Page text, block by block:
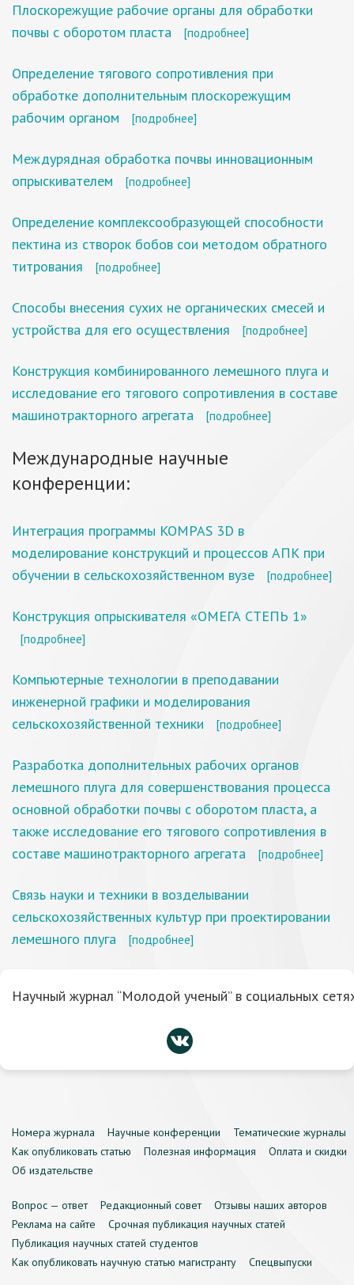
Плоскорежущие рабочие органы для обработки
почвы с оборотом пласта
[подробнее]
Определение тягового сопротивления при
обработке дополнительным плоскорежущим
рабочим органом
[подробнее]
Междурядная обработка почвы инновационным
опрыскивателем
[подробнее]
Определение комплексообразующей способности
пектина из створок бобов сои методом обратного
титрования
[подробнее]
Способы внесения сухих не органических смесей и
устройства для его осуществления
[подробнее]
Конструкция комбинированного лемешного плуга и
исследование его тягового сопротивления в составе
машинотракторного агрегата
[подробнее]
Международные научные
конференции:
Интеграция программы KOMPAS 3D в
моделирование конструкций и процессов АПК при
обучении в сельскохозяйственном вузе
[подробнее]
Конструкция опрыскивателя «ОМЕГА СТЕПЬ 1»
[подробнее]
Компьютерные технологии в преподавании
инженерной графики и моделирования
сельскохозяйственной техники
[подробнее]
Разработка дополнительных рабочих органов
лемешного плуга для совершенствования процесса
основной обработки почвы с оборотом пласта, а
также исследование его тягового сопротивления в
составе машинотракторного агрегата
[подробнее]
Связь науки и техники в возделывании
сельскохозяйственных культур при проектировании
лемешного плуга
[подробнее]
Научный журнал “Молодой ученый” в социальных
Номера журнала Научные конференции
Тематические журналы
Как опубликовать статью
Полезная информация
Оплата и скидки
Об издательстве
Вопрос — ответ Редакционный совет
Отзывы наших авторов
Реклама на сайте
Срочная публикация научных статей
Публикация научных статей студентов
Как опубликовать научную статью магистранту
Спецвыпуски